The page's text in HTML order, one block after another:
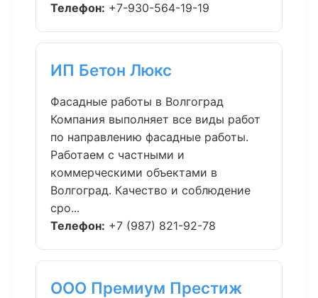
Телефон: +7-930-564-19-19
ИП Бетон Люкс
Фасадные работы в Волгоград
Компания выполняет все виды работ
по направлению фасадные работы.
Работаем с частными и
коммерческими объектами в
Волгоград. Качество и соблюдение
сро...
Телефон: +7 (987) 821-92-78
ООО Премиум Престиж